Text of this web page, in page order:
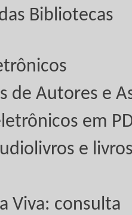
Bibliotecas
de Autores e
em
e
Viva: consulta